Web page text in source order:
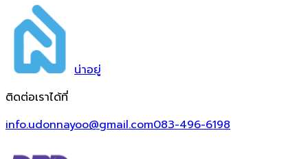
น่าอยู่
ติดต่อเราได้ที่
info.udonnayoo@gmail.com083-496-6198